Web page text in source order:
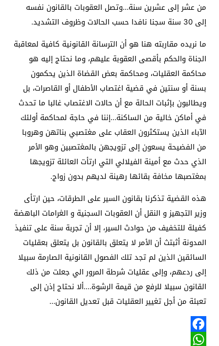
من عشر إلى عشرين سنة…وتصل العقوبات بالقانون نفسه
إلى 30 سنة سجنا نافدا حسب الحالات وظروف التشديد.
ما نريده مقاربته هنا هو أن الترسانة القانونية كافية لمعاقبة
الجناة والحكم بأقصى العقوبة عليهم، وما نحتاج إليه هو
محاكمة العقليات، ومحاكمة بعض القضاة الذين يحكمون
بسنة أو سنتين في قضية اغتصاب الأطفال أو القاصرات، بل
ويطالبون بإثبات الحالة مع أن حالات الاغتصاب غالبا ما تحدث
في أماكن خالية من الساكنة…إننا في حاجة لمحاكمة أولئك
الآباء الذين يستكثرون العقاب على مغتصبي بناتهن وهروبا
من الفضيحة يسعون إلى تزويجهن بالمغتصبين وهو الأمر
الذي حدث مع أمينة الفيلالي التي ارتأت العائلة تزويجها
بمغتصبها مخافة بقائها رهينة لديهم بدون زواج.
هذه القضية تذكرنا بقانون السير على الطرقات، حين ارتأى
وزير التجهيز و النقل أن العقوبات السجنية و الغرامات الباهضة
كفيلة للتخفيف من حوادث السير، إلا أن تجربة سنة على تنفيذ
المدونة أثبتث أن الأمر لا يتعلق بالقانون بل يتعلق بعقليات
السائقين الذين لم تجد تلك الفصول القانونية الصارمة سبيلا
إلى ردعهم، وإلى عقليات شرطة المرور الي جعلت من ذلك
القانون سبيلا للرفع من قيمة الرشوة….ألا نحتاج إذن إلى
تعبئة من أجل تغيير العقليات قبل تعديل القانون…
Facebook